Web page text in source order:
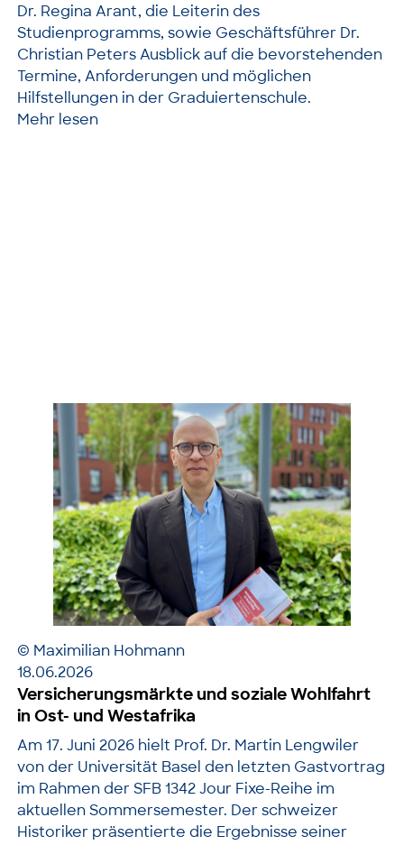
Dr. Regina Arant, die Leiterin des
Studienprogramms, sowie Geschäftsführer Dr.
Christian Peters Ausblick auf die bevorstehenden
Termine, Anforderungen und möglichen
Hilfstellungen in der Graduiertenschule.
Mehr lesen
© Maximilian Hohmann
18.06.2026
Versicherungsmärkte und soziale Wohlfahrt
in Ost- und Westafrika
Am 17. Juni 2026 hielt Prof. Dr. Martin Lengwiler
von der Universität Basel den letzten Gastvortrag
im Rahmen der SFB 1342 Jour Fixe-Reihe im
aktuellen Sommersemester. Der schweizer
Historiker präsentierte die Ergebnisse seiner